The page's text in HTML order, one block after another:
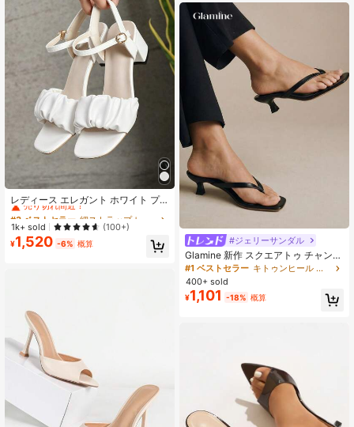
レディース エレガント ホワイト プ
リーツ スクエアトゥ チャンキーヒー
ル サンダル シングルストラップ PU
レザー オープントゥ ウェディングシ
ューズ ブライズメイドシューズ 結婚
式 披露宴 パーティー 夏 アウトドア
#3 ベストセラー
売り切れ間近！
#3 ベストセラー
売り切れ間近！
#3 ベストセラー
売り切れ間近！
#3 ベストセラー
細ストラップ レディース ヒールサンダル
1k+ sold (100+)
¥1,520 -6% 概算 #ジェリーサンダル
Glamine 新作 スクエアトゥ チャンキ
ーヒール サンダル、ブラック カラー
ブロック トングスタイル スリッポン
サンダル レディース、シック & エレ
ガント
#1 ベストセラー
キトゥンヒール レディース ヒールサンダル
400+ sold
¥1,101 -18% 概算